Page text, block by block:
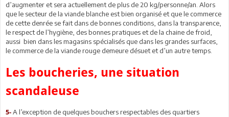
d’augmenter et sera actuellement de plus de 20 kg/personne/an. Alors
que le secteur de la viande blanche est bien organisé et que le commerce
de cette denrée se fait dans de bonnes conditions, dans la transparence,
le respect de l’hygiène, des bonnes pratiques et de la chaine de froid,
aussi bien dans les magasins spécialisés que dans les grandes surfaces,
le commerce de la viande rouge demeure désuet et d’un autre temps.
Les boucheries, une situation
scandaleuse
5- A l’exception de quelques bouchers respectables des quartiers